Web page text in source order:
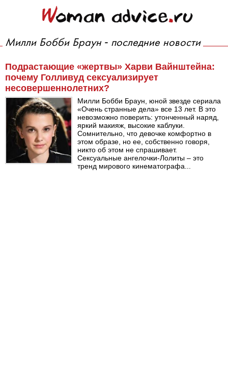
Милли Бобби Браун - последние новости
Подрастающие «жертвы» Харви Вайнштейна:
почему Голливуд сексуализирует
несовершеннолетних?
Милли Бобби Браун, юной звезде сериала
«Очень странные дела» все 13 лет. В это
невозможно поверить: утонченный наряд,
яркий макияж, высокие каблуки.
Сомнительно, что девочке комфортно в
этом образе, но ее, собственно говоря,
никто об этом не спрашивает.
Сексуальные ангелочки-Лолиты – это
тренд мирового кинематографа...